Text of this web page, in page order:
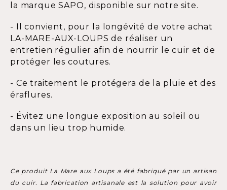
la marque SAPO, disponible sur notre site.
- Il convient, pour la longévité de votre achat
LA-MARE-AUX-LOUPS de réaliser un
entretien régulier afin de nourrir le cuir et de
protéger les coutures.
- Ce traitement le protégera de la pluie et des
éraflures.
- Évitez une longue exposition au soleil ou
dans un lieu trop humide.
Ce produit La Mare aux Loups a été fabriqué par un artisan
du cuir. La fabrication artisanale est la solution pour avoir